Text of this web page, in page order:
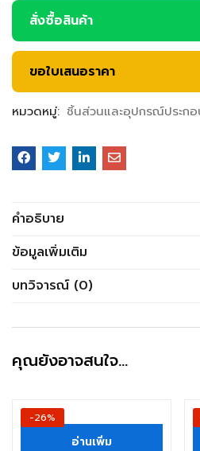
สั่งซื้อสินค้า
ขอใบเสนอราคา
หมวดหมู่: ชิ้นส่วนและอุปกรณ์ประก
คำอธิบาย
ข้อมูลเพิ่มเติม
บทวิจารณ์ (0)
คุณยังอาจสนใจ…
-26%
อ่านเพิ่ม